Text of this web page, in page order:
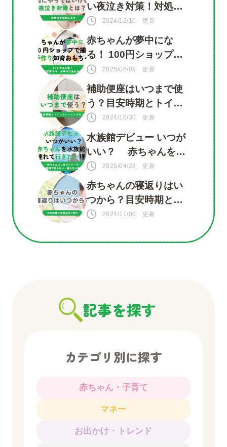
ツイート
シェア
LINE
い夜泣き対策！対処法
を知って赤ちゃんもマ
マも安心
2024/12/10 更新
赤ちゃんが夢中にな
る！ 100円ショップで
揃う 手づくり知育おも
ちゃ
2025/06/09 更新
補助便座はいつまで使
う？目安時期とトイレ
トレーニングのコツ
2024/10/30 更新
水族館デビュー いつが
いい？ 赤ちゃんを水
族館に連れて行きたい
理由がいっぱい！
2025/04/28 更新
赤ちゃんの寝返りはい
つから？目安時期と注
意点をご紹介
2024/11/06 更新
記事を探す
カテゴリ別に探す
赤ちゃん・子育て
マネー
お出かけ・トレンド